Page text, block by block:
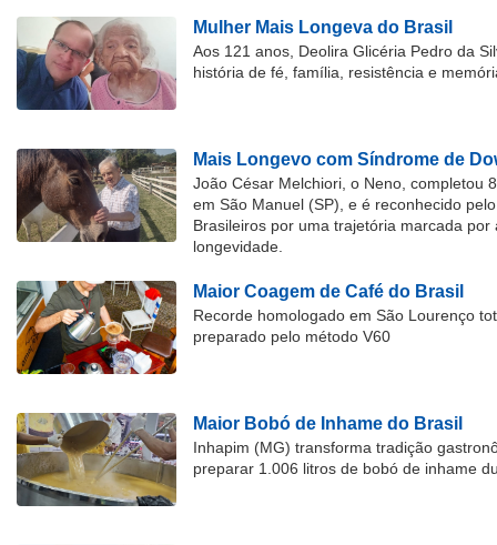
Mulher Mais Longeva do Brasil
Aos 121 anos, Deolira Glicéria Pedro da
história de fé, família, resistência e
Mais Longevo com Síndrome de
João César Melchiori, o Neno, completou
em São Manuel (SP), e é reconhecido
Brasileiros por uma trajetória marcada por
longevidade.
Maior Coagem de Café do Brasil
Recorde homologado em São Lourenço
preparado pelo método V60
Maior Bobó de Inhame do Brasil
Inhapim (MG) transforma tradição
preparar 1.006 litros de bobó de inhame